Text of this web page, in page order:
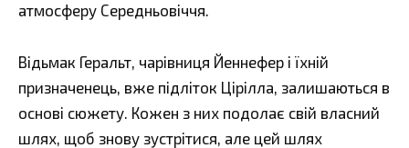
атмосферу Середньовіччя.
Відьмак Геральт, чарівниця Йеннефер і їхній
призначенець, вже підліток Цірілла, залишаються в
основі сюжету. Кожен з них подолає свій власний
шлях, щоб знову зустрітися, але цей шлях